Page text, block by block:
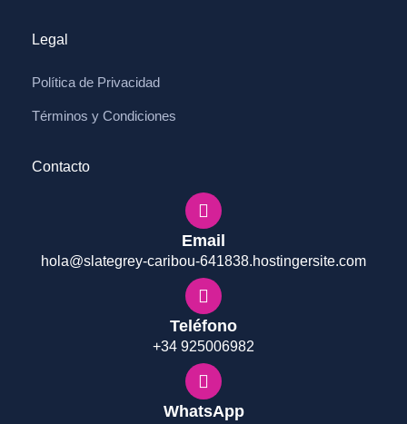
Legal
Política de Privacidad
Términos y Condiciones
Contacto
Email
hola@slategrey-caribou-641838.hostingersite.com
Teléfono
+34 925006982
WhatsApp